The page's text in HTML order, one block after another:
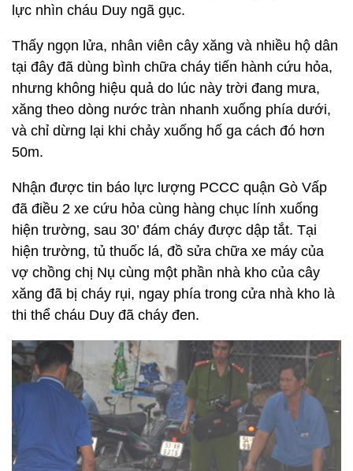
lực nhìn cháu Duy ngã gục.
Thấy ngọn lửa, nhân viên cây xăng và nhiều hộ dân
tại đây đã dùng bình chữa cháy tiến hành cứu hỏa,
nhưng không hiệu quả do lúc này trời đang mưa,
xăng theo dòng nước tràn nhanh xuống phía dưới,
và chỉ dừng lại khi chảy xuống hố ga cách đó hơn
50m.
Nhận được tin báo lực lượng PCCC quận Gò Vấp
đã điều 2 xe cứu hỏa cùng hàng chục lính xuống
hiện trường, sau 30’ đám cháy được dập tắt. Tại
hiện trường, tủ thuốc lá, đồ sửa chữa xe máy của
vợ chồng chị Nụ cùng một phần nhà kho của cây
xăng đã bị cháy rụi, ngay phía trong cửa nhà kho là
thi thể cháu Duy đã cháy đen.